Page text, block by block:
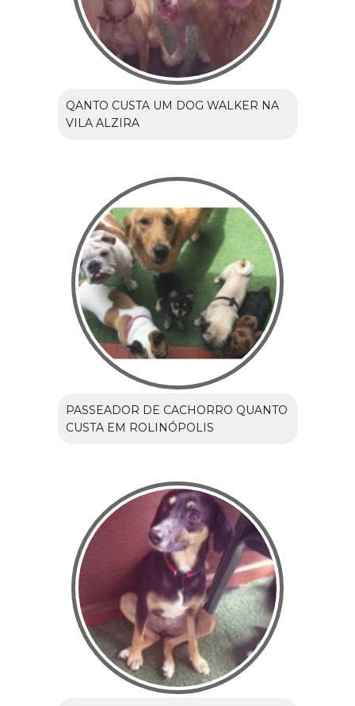
QANTO CUSTA UM DOG WALKER NA
VILA ALZIRA
PASSEADOR DE CACHORRO QUANTO
CUSTA EM ROLINÓPOLIS